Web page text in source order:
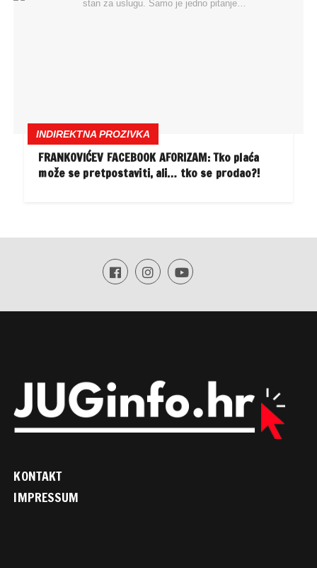
INDIREKTNA PROZIVKA
FRANKOVIĆEV FACEBOOK AFORIZAM: Tko plaća
može se pretpostaviti, ali… tko se prodao?!
KONTAKT
IMPRESSUM